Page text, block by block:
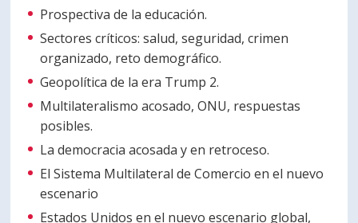
Prospectiva de la educación.
Sectores críticos: salud, seguridad, crimen
organizado, reto demográfico.
Geopolítica de la era Trump 2.
Multilateralismo acosado, ONU, respuestas
posibles.
La democracia acosada y en retroceso.
El Sistema Multilateral de Comercio en el nuevo
escenario
Estados Unidos en el nuevo escenario global,